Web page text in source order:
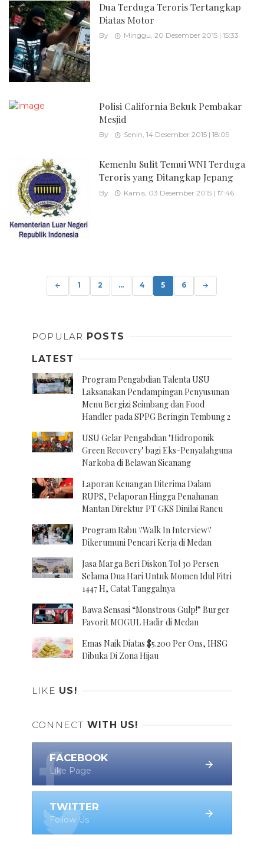
Dua Terduga Teroris Tertangkap
Diatas Motor
By Minggu, 20 Desember 2015 | 15:33
Polisi California Bekuk Pembakar
Mesjid
By Senin, 14 Desember 2015 | 18:09
Kemenlu Sulit Temui WNI Terduga
Teroris yang Ditangkap Jepang
By Kamis, 03 Desember 2015 | 17:46
navigation
1 2 ... 4 5 6
POPULAR POSTS
LATEST
Program Pengabdian Talenta USU
Laksanakan Pendampingan Penyusunan
Menu Bergizi Seimbang dan Food
Handler pada SPPG Beringin Tembung 2
USU Gelar Pengabdian "Hidroponik
Green Recovery" bagi Eks-Penyalahguna
Narkoba di Belawan Sicanang
Laporan Keuangan Diterima Dalam
RUPS, Pelaporan Hingga Penahanan
Mantan Direktur PT GKS Dinilai Rancu
Program Rabu \'Walk In Interview\'
Dikerumuni Pencari Kerja di Medan
Jasa Marga Beri Diskon Tol 30 Persen
Selama Dua Hari Untuk Momen Idul Fitri
1447 H, Catat Tanggalnya
Bawa Sensasi “Monstrous Gulp!” Burger
Favorit MOGUL Hadir di Medan
Emas Naik Diatas $5.200 Per Ons, IHSG
Dibuka Di Zona Hijau
LIKE US!
CONNECT WITH US!
FACEBOOK
Like Page
TWITTER
Follow Us